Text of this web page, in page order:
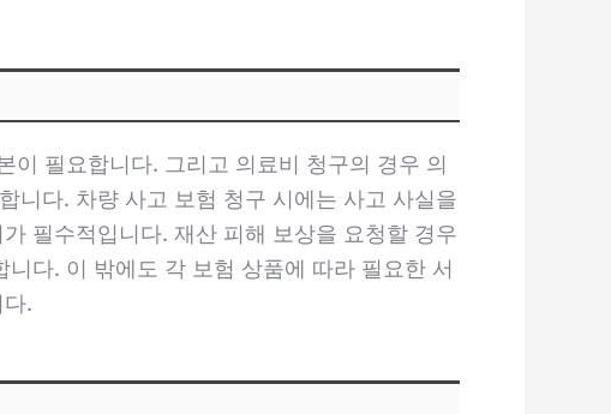
이 필요합니다. 그리고 의료비 청구의 경우 의
니다. 차량 사고 보험 청구 시에는 사고 사실을
필수적입니다. 재산 피해 보상을 요청할 경우
다. 이 밖에도 각 보험 상품에 따라 필요한 서
.